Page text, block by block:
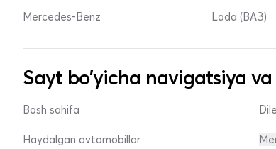
Mercedes-Benz Lada (ВАЗ)
Sayt bo'yicha navigatsiya
Bosh sahifa
Haydalgan avtomobillar